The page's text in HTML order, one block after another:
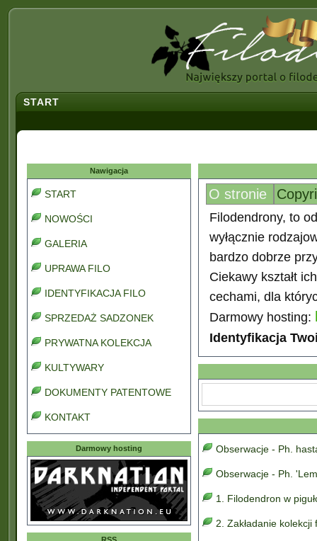
START
Nawigacja
START
NOWOŚCI
GALERIA
UPRAWA FILO
IDENTYFIKACJA FILO
SPRZEDAŻ SADZONEK
PRYWATNA KOLEKCJA
KULTYWARY
DOKUMENTY PATENTOWE
KONTAKT
Darmowy hosting
O stronie
Filodendrony, to
wyłącznie
bardzo dobrze
Ciekawy kształt
cechami, dla
Darmowy hosting:
Identyfikacja
Obserwacje - Ph.
Obserwacje - Ph.
1. Filodendron w
2. Zakładanie